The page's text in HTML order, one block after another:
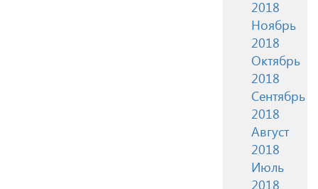
2018
Ноябрь
2018
Октябрь
2018
Сентябрь
2018
Август
2018
Июль
2018